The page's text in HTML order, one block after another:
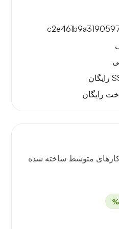
رایگان
متوسط ساخته شده